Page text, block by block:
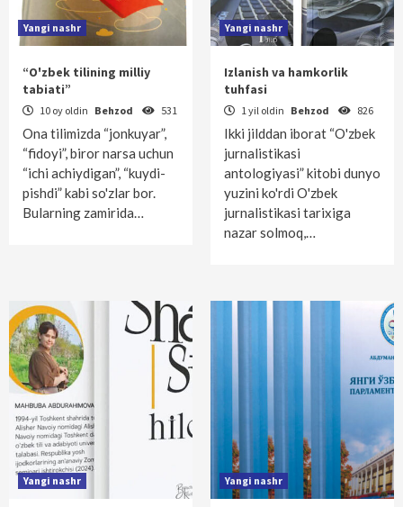
Yangi nashr
“O'zbek tilining milliy
tabiati”
10 oy oldin Behzod 531
Ona tilimizda “jonkuyar”,
“fidoyi”, biror narsa uchun
“ichi achiydigan”, “kuydi-
pishdi” kabi so'zlar bor.
Bularning zamirida…
Yangi nashr
Izlanish va hamkorlik
tuhfasi
1 yil oldin Behzod 826
Ikki jilddan iborat “O'zbek
jurnalistikasi
antologiyasi” kitobi dunyo
yuzini ko'rdi O'zbek
jurnalistikasi tarixiga
nazar solmoq,…
Yangi nashr Yangi nashr